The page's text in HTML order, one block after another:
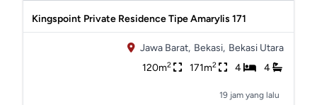
Kingspoint Private Residence Tipe Amarylis 171
Jawa Barat, Bekasi, Bekasi Utara
120m2 171m2 4 4
19 jam yang lalu